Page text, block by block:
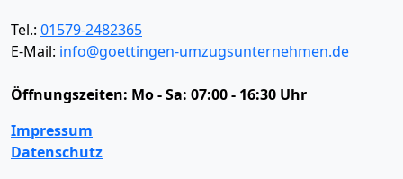
Tel.: 01579-2482365
E-Mail: info@goettingen-umzugsunternehmen.de
Öffnungszeiten: Mo - Sa: 07:00 - 16:30 Uhr
Impressum
Datenschutz